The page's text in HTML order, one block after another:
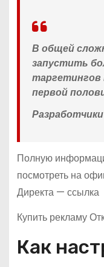
В общей
запустить
таргетингов
первой
Полную
посмотреть на
Директа — ссылка
Купить рекламу
Как